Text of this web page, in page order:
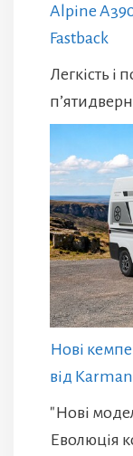
Alpine
Fastback
Легкість і
Нові
від
"Нові
Еволюція